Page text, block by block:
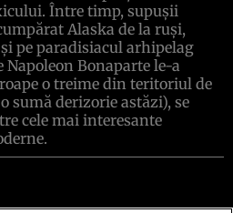
Între timp, supuşii
Alaska de la ruşi,
pe paradisiacul arhipelag
Bonaparte le-a
o treime din teritoriul de
sumă derizorie astăzi), se
cele mai interesante